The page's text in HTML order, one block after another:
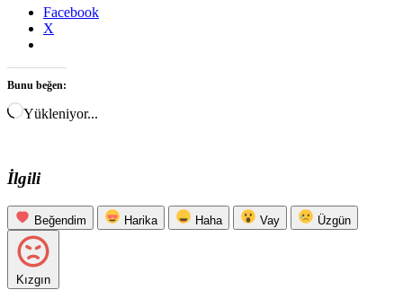
Facebook
X
Bunu beğen:
Yükleniyor...
İlgili
Beğendim Harika Haha Vay Üzgün
Kızgın